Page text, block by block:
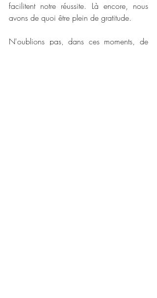
facilitent notre réussite. Là encore, nous
avons de quoi être plein de gratitude.
N'oublions pas, dans ces moments, de